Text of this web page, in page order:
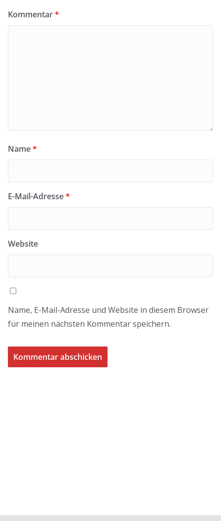
Kommentar*
Name*
E-Mail-Adresse*
Website
Name, E-Mail-Adresse und Website in diesem Browser
für meinen nächsten Kommentar speichern.